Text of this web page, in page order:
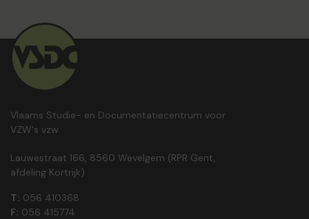
Vlaams Studie- en Documentatiecentrum voor
VZW's vzw
Lauwestraat 166, 8560 Wevelgem (RPR Gent,
afdeling Kortrijk)
T: 056 410368
F: 056 415774